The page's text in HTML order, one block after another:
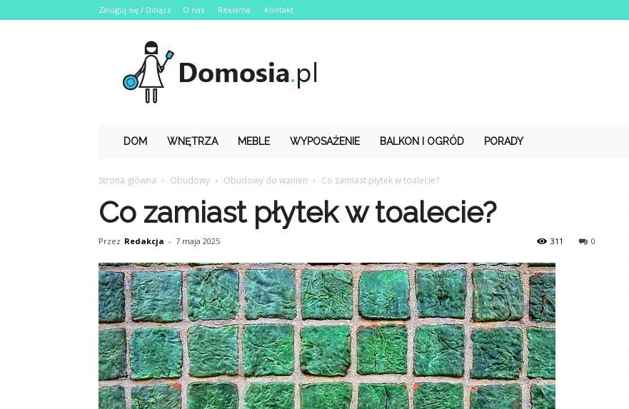
Zaloguj się / Dołącz O nas Reklama Kontakt
Domosia.pl
DOM WNĘTRZA MEBLE WYPOSAŻENIE BALKON I OGRÓD PORADY
Strona główna Obudowy Obudowy do wanien Co zamiast płytek w toalecie?
Co zamiast płytek w toalecie?
Przez Redakcja - 7 maja 2025 0
311